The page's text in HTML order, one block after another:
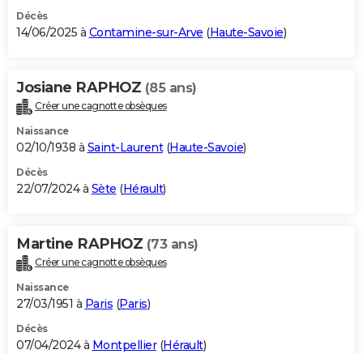
Décès
14/06/2025 à Contamine-sur-Arve (Haute-Savoie)
Josiane RAPHOZ (85 ans)
Créer une cagnotte obsèques
Naissance
02/10/1938 à Saint-Laurent(Haute-Savoie)
Décès
22/07/2024 à Sète (Hérault)
Martine RAPHOZ (73 ans)
Créer une cagnotte obsèques
Naissance
27/03/1951 à Paris (Paris)
Décès
07/04/2024 à Montpellier(Hérault)